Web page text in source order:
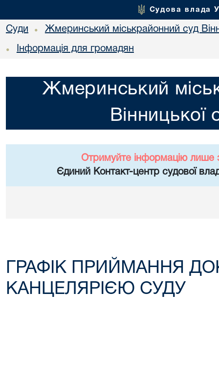
Судова влада
Суди • Жмеринський міськрайонний суд
• Інформація для громадян
Жмеринський
Вінницької
Отримуйте інформацію лише
Єдиний Контакт-центр судової
ГРАФІК ПРИЙМАННЯ
КАНЦЕЛЯРІЄЮ СУДУ